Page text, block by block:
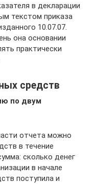
в декларации
текстом приказа
10.07.07.
она основании
практически
средств
по двум
отчета можно
в течение
сколько денег
в начале
поступила и